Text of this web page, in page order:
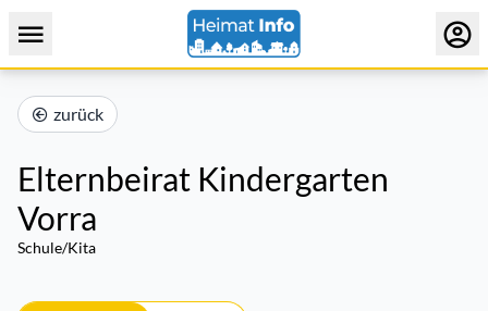
zurück
Elternbeirat Kindergarten
Vorra
Schule/Kita